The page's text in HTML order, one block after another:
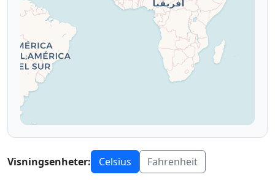
Visningsenheter: Celsius Fahrenheit